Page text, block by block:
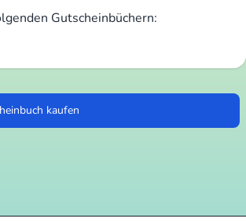
Gutscheinbüchern:
kaufen